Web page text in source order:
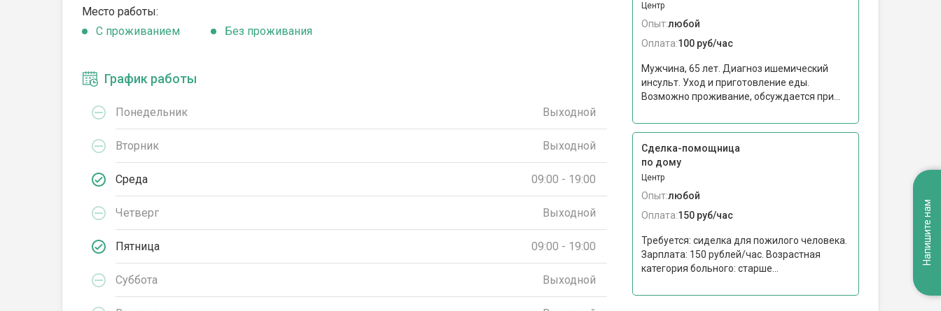
Место работы:
C проживанием
Без проживания
График работы
Понедельник Выходной
Вторник Выходной
Среда 09:00 - 19:00
Четверг Выходной
Пятница 09:00 - 19:00
Суббота Выходной
Центр
Опыт:любой
Оплата:100 руб/час
Мужчина, 65 лет. Диагноз ишемический
инсульт. Уход и приготовление еды.
Возможно проживание, обсуждается при...
Сделка-помощница
по дому
Центр
Опыт:любой
Оплата:150 руб/час
Требуется: сиделка для пожилого человека.
Зарплата: 150 рублей/час. Возрастная
категория больного: cтарше...
Напишите нам